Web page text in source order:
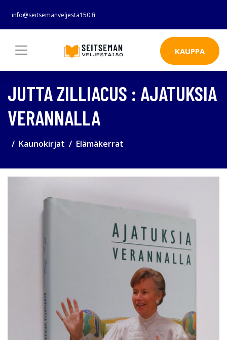
info@seitsemanveljesta150.fi
KAUPPA
JUTTA ZILLIACUS : AJATUKSIA
VERANNALLA
Kaunokirjat Elämäkerrat